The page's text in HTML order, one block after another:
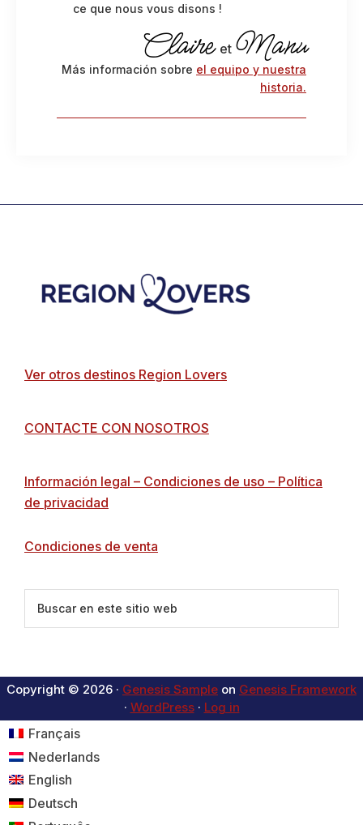
ce que nous vous disons !
Claire et Manu
Más información sobre el equipo y nuestra
historia.
Ver otros destinos Region Lovers
CONTACTE CON NOSOTROS
Información legal – Condiciones de uso – Política
de privacidad
Condiciones de venta
web
Copyright © 2026 · Genesis Sample on Genesis Framework
· WordPress· Log in
Français
Nederlands
English
Deutsch